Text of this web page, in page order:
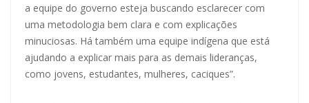
a equipe do governo esteja buscando esclarecer com
uma metodologia bem clara e com explicações
minuciosas. Há também uma equipe indígena que está
ajudando a explicar mais para as demais lideranças,
como jovens, estudantes, mulheres, caciques”.